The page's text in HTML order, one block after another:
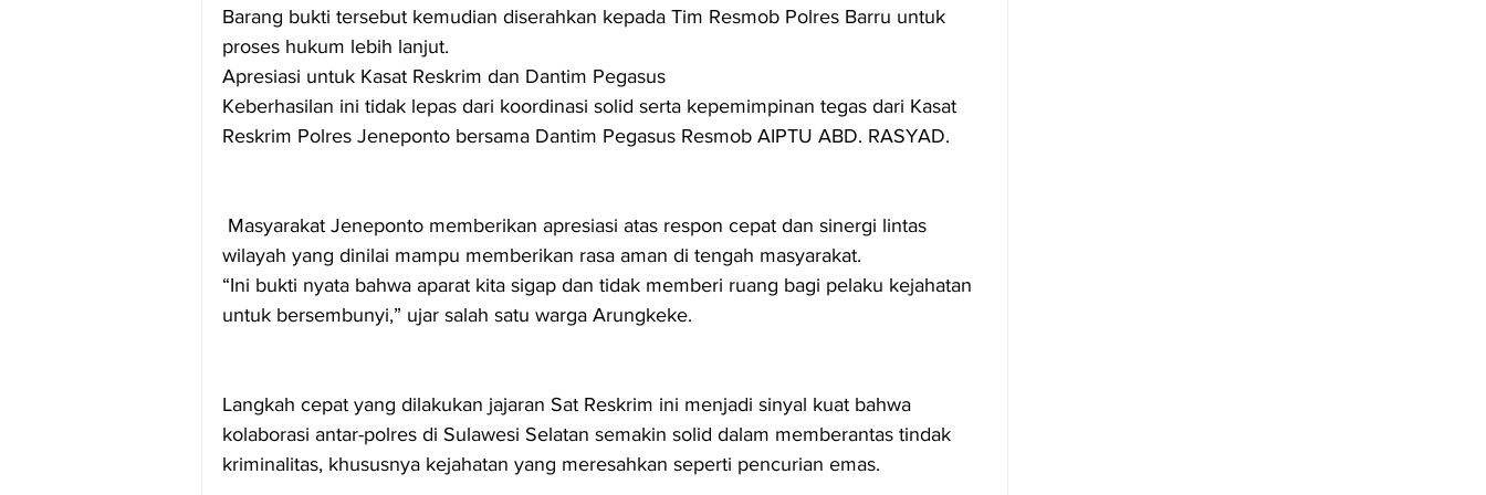
Barang bukti tersebut kemudian diserahkan kepada Tim Resmob Polres Barru untuk
proses hukum lebih lanjut.
Apresiasi untuk Kasat Reskrim dan Dantim Pegasus
Keberhasilan ini tidak lepas dari koordinasi solid serta kepemimpinan tegas dari Kasat
Reskrim Polres Jeneponto bersama Dantim Pegasus Resmob AIPTU ABD. RASYAD.
wilayah yang dinilai mampu memberikan rasa aman di tengah masyarakat.
“Ini bukti nyata bahwa aparat kita sigap dan tidak memberi ruang bagi pelaku kejahatan
untuk bersembunyi,” ujar salah satu warga Arungkeke.
Langkah cepat yang dilakukan jajaran Sat Reskrim ini menjadi sinyal kuat bahwa
kolaborasi antar-polres di Sulawesi Selatan semakin solid dalam memberantas tindak
kriminalitas, khususnya kejahatan yang meresahkan seperti pencurian emas.